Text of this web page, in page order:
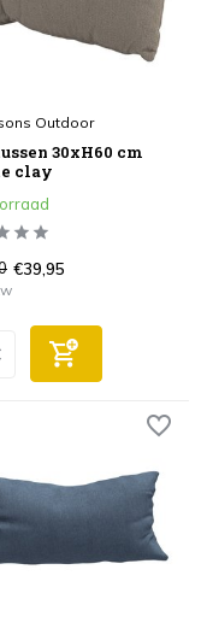
Outdoor
30xH60 cm
clay
€39,95